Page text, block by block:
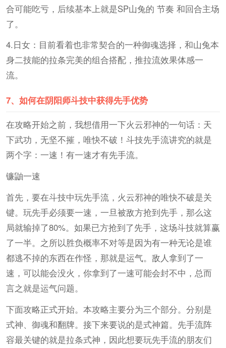
合可能吃亏，后续基本上就是SP山兔的 节奏 和回合主场
了。
4.日女：目前看着也非常契合的一种御魂选择，和山兔本
身二技能的拉条完美的组合搭配，推拉流效果体感一
流。
7、 如何在阴阳师斗技中获得先手优势
在攻略开始之前，我想借用一下火云邪神的一句话：天
下武功，无坚不摧，唯快不破！斗技先手流讲究的就是
两个字：一速！有一速才有先手流。
镰鼬一速
首先，要在斗技中玩先手流，火云邪神的唯快不破是关
键。玩先手必须要一速，一旦被敌方抢到先手，那么这
局就输掉了80%。如果已方抢到了先手，这场斗技就算赢
了一半。之所以胜负概率不对等是因为有一种无论是谁
都逃不掉的东西在作怪，那就是运气。敌人拿到了一
速，可以能会没火，你拿到了一速可能会封不中，总而
言之就是运气问题。
下面攻略正式开始。本攻略主要分为三个部分。分别是
式神、御魂和翻牌。接下来要说的是式神篇。先手流阵
容最关键的就是拉条式神，因此想要玩先手流的朋友们